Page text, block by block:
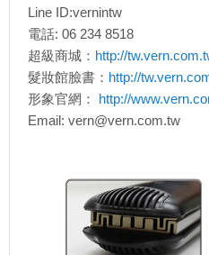
Line ID:vernintw
電話: 06 234 8518
超級商城： http://
髮妝館臉書： http://
形象官網：
http://
Email: vern@vern.com.tw